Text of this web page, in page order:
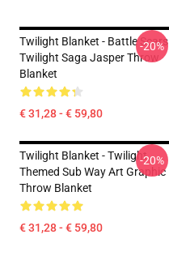
Twilight Blanket - Battle Scars
Twilight Saga Jasper Throw
Blanket
€ 31,28 - € 59,80
-20%
Twilight Blanket - Twilight
Themed Sub Way Art Graphic
Throw Blanket
€ 31,28 - € 59,80
-20%